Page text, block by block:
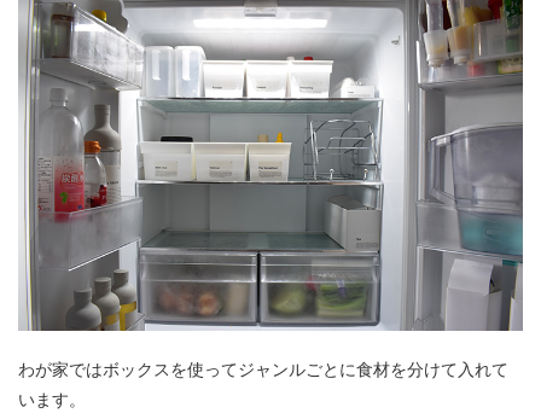
わが家ではボックスを使ってジャンルごとに食材を分けて入れて
います。